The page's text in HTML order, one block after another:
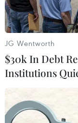
JG Wentworth
$30k In Debt
Institutions